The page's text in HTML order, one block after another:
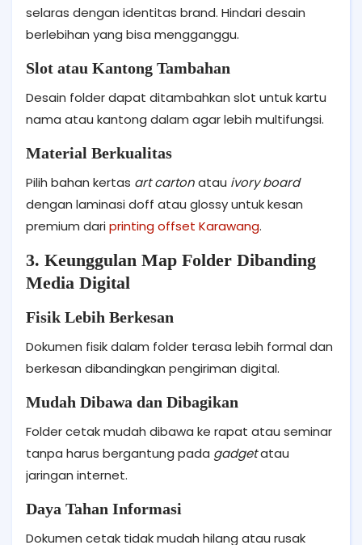
selaras dengan identitas brand. Hindari desain
berlebihan yang bisa mengganggu.
Slot atau Kantong Tambahan
Desain folder dapat ditambahkan slot untuk kartu
nama atau kantong dalam agar lebih multifungsi.
Material Berkualitas
Pilih bahan kertas art cartonatau ivory board
dengan laminasi doff atau glossy untuk kesan
premium dariprinting offset Karawang.
3. Keunggulan Map Folder Dibanding
Media Digital
Fisik Lebih Berkesan
Dokumen fisik dalam folder terasa lebih formal dan
berkesan dibandingkan pengiriman digital.
Mudah Dibawa dan Dibagikan
Folder cetak mudah dibawa ke rapat atau seminar
tanpa harus bergantung pada gadgetatau
jaringan internet.
Daya Tahan Informasi
Dokumen cetak tidak mudah hilang atau rusak